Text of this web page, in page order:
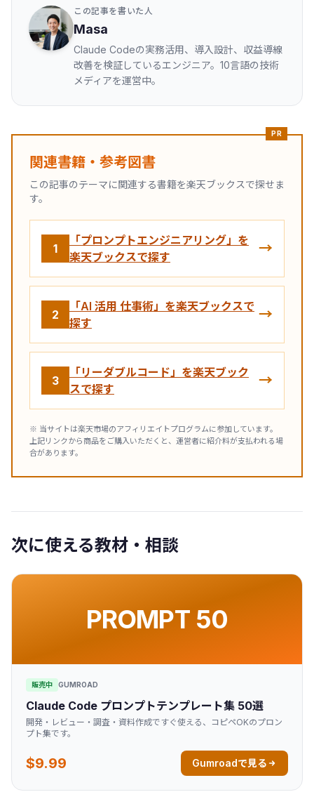
この記事を書いた人
Masa
Claude Codeの実務活用、導入設計、収益導線
改善を検証しているエンジニア。10言語の技術
メディアを運営中。
PR
関連書籍・参考図書
この記事のテーマに関連する書籍を楽天ブックスで探せま
す。
1
「プロンプトエンジニアリング」を
楽天ブックスで探す
→
2
「AI 活用 仕事術」を楽天ブックスで
探す
→
3
「リーダブルコード」を楽天ブック
スで探す
→
※ 当サイトは楽天市場のアフィリエイトプログラムに参加しています。
上記リンクから商品をご購入いただくと、運営者に紹介料が支払われる場
合があります。
次に使える教材・相談
PROMPT 50
販売中 GUMROAD
Claude Code プロンプトテンプレート集 50選
開発・レビュー・調査・資料作成ですぐ使える、コピペOKのプロン
プト集です。
$9.99 Gumroadで見る